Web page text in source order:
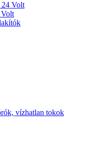
24 Volt
Volt
vízhatlan tokok